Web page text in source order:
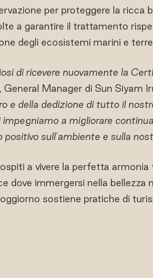
per proteggere la ricca
a garantire il trattamento
degli ecosistemi marini e
di ricevere nuovamente la
Manager di Sun Siyam
e della dedizione di tutto il
impegniamo a migliorare
positivo sull'ambiente e sulla
a vivere la perfetta
dove immergersi nella bellezza
sostiene pratiche di